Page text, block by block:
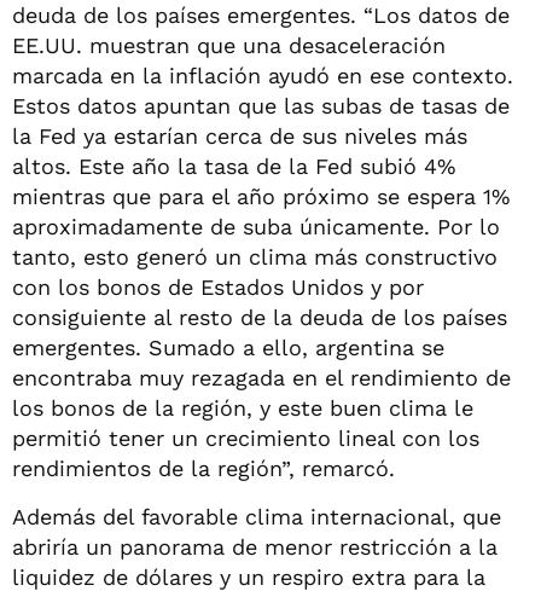
deuda de los países emergentes. “Los datos de
EE.UU. muestran que una desaceleración
marcada en la inflación ayudó en ese contexto.
Estos datos apuntan que las subas de tasas de
la Fed ya estarían cerca de sus niveles más
altos. Este año la tasa de la Fed subió 4%
mientras que para el año próximo se espera 1%
aproximadamente de suba únicamente. Por lo
tanto, esto generó un clima más constructivo
con los bonos de Estados Unidos y por
consiguiente al resto de la deuda de los países
emergentes. Sumado a ello, argentina se
encontraba muy rezagada en el rendimiento de
los bonos de la región, y este buen clima le
permitió tener un crecimiento lineal con los
rendimientos de la región”, remarcó.
Además del favorable clima internacional, que
abriría un panorama de menor restricción a la
liquidez de dólares y un respiro extra para la